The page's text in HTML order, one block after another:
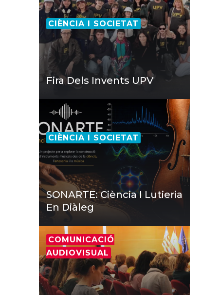
CIÈNCIA I SOCIETAT
Fira Dels Invents UPV
CIÈNCIA I SOCIETAT
SONARTE: Ciència I Lutieria
En Diàleg
COMUNICACIÓ
AUDIOVISUAL